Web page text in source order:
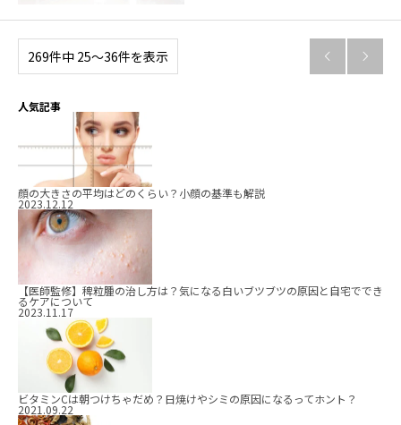
269件中 25〜36件を表示  
人気記事
顔の大きさの平均はどのくらい？小顔の基準も解説
2023.12.12
【医師監修】稗粒腫の治し方は？気になる白いブツブツの原因と自宅ででき
るケアについて
2023.11.17
ビタミンCは朝つけちゃだめ？日焼けやシミの原因になるってホント？
2021.09.22